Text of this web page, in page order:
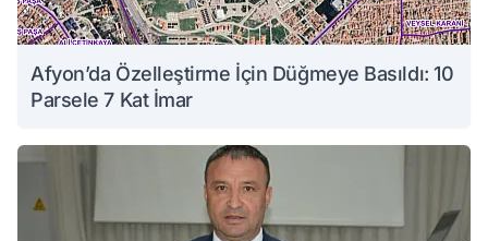
Afyon’da Özelleştirme İçin Düğmeye Basıldı: 10
Parsele 7 Kat İmar